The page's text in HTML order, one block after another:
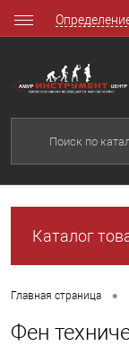
Каталог
Главная страница •
Фен